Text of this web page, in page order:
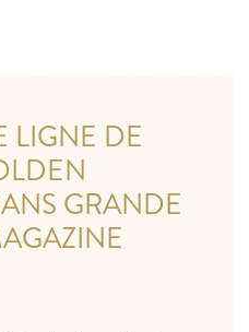
LIGNE DE
GRANDE